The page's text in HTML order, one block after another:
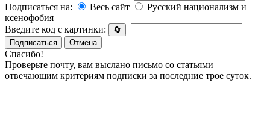
Подписаться на:
Весь сайт
Русский национализм и
ксенофобия
Введите код с картинки:
🔄
Подписаться
Отмена
Спасибо!
Проверьте почту, вам выслано письмо со статьями
отвечающим критериям подписки за последние трое суток.